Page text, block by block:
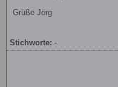
Grüße Jörg
Stichworte: -